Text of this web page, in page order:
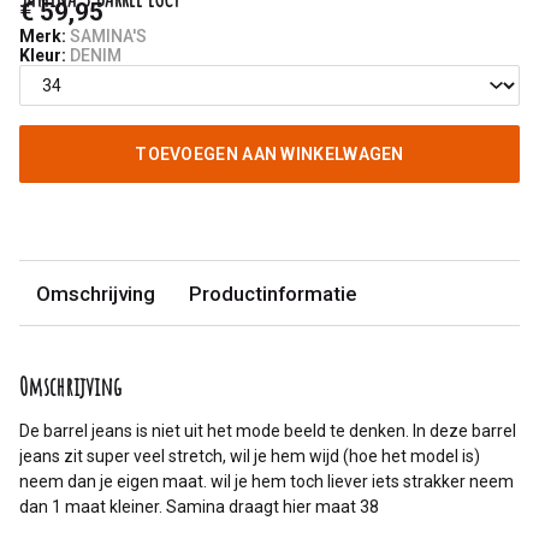
€ 59,95
Merk: SAMINA'S
Kleur: DENIM
TOEVOEGEN AAN WINKELWAGEN
Omschrijving Productinformatie
Omschrijving
De barrel jeans is niet uit het mode beeld te denken. In deze barrel
jeans zit super veel stretch, wil je hem wijd (hoe het model is)
neem dan je eigen maat. wil je hem toch liever iets strakker neem
dan 1 maat kleiner. Samina draagt hier maat 38